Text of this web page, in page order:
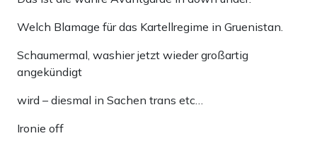
Welch Blamage für das Kartellregime in Gruenistan.
Schaumermal, washier jetzt wieder großartig
angekündigt
wird – diesmal in Sachen trans etc…
Ironie off